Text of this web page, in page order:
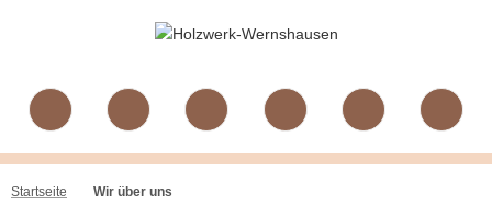
Startseite Wir über uns